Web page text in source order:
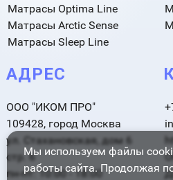
Матрасы Optima Line
Матрасы Arctic Sense
Матрасы Sleep Line
АДРЕС
ООО "ИКОМ ПРО"
109428, город Москва
ул. Стахановская, дом 6
стр. 6
пн-пт: 10:00 - 18:00
Мы используем файлы
работы сайта. Продолжая